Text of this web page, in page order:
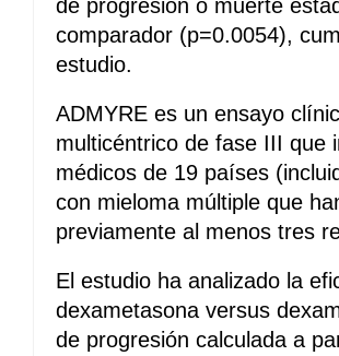
de progresión o muerte
comparador (p=0.0054),
estudio.
ADMYRE es un ensayo
multicéntrico de fase III que
médicos de 19 países
con mieloma múltiple que
previamente al menos tres
El estudio ha analizado la
dexametasona versus
de progresión calculada a